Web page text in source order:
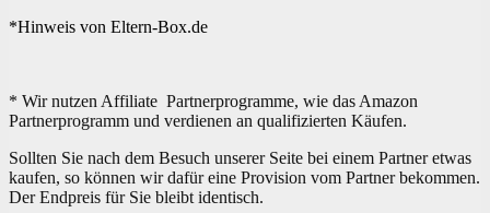
*Hinweis von Eltern-Box.de
* Wir nutzen Affiliate Partnerprogramme, wie das Amazon
Partnerprogramm und verdienen an qualifizierten Käufen.
Sollten Sie nach dem Besuch unserer Seite bei einem Partner etwas
kaufen, so können wir dafür eine Provision vom Partner bekommen.
Der Endpreis für Sie bleibt identisch.